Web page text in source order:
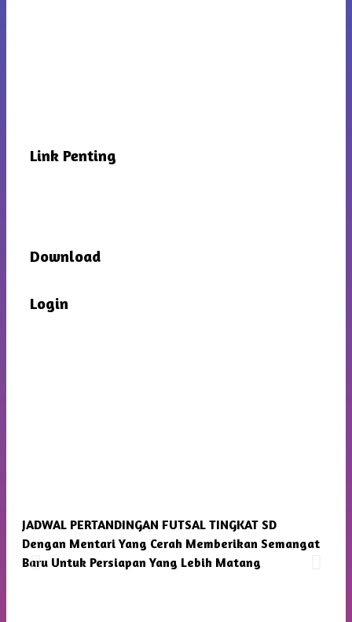
Link Penting
Download
Login
JADWAL PERTANDINGAN FUTSAL TINGKAT SD
Dengan Mentari Yang Cerah Memberikan Semangat
Baru Untuk Persiapan Yang Lebih Matang